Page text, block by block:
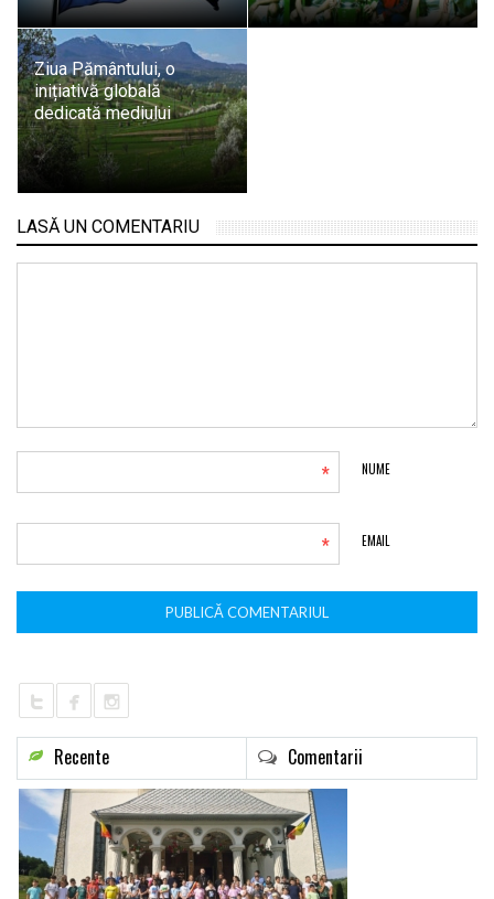
Ziua Pământului, o
inițiativă globală
dedicată mediului
LASĂ UN COMENTARIU
NUME
*
EMAIL
*
Recente Comentarii